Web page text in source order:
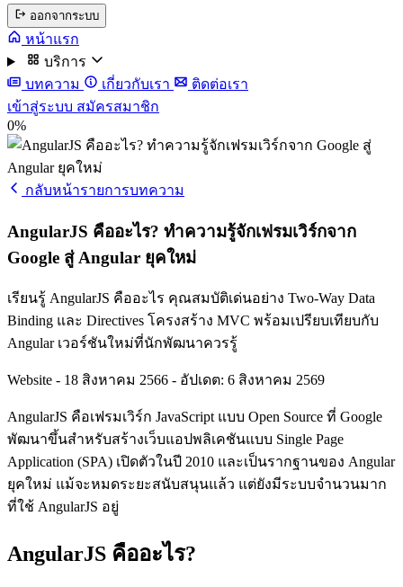
ออกจากระบบ
หน้าแรก
บริการ
บทความ
เกี่ยวกับเรา
ติดต่อเรา
เข้าสู่ระบบ สมัครสมาชิก
0%
กลับหน้ารายการบทความ
AngularJS คืออะไร? ทำความรู้จักเฟรมเวิร์กจาก
Google สู่ Angular ยุคใหม่
เรียนรู้ AngularJS คืออะไร คุณสมบัติเด่นอย่าง Two-Way Data
Binding และ Directives โครงสร้าง MVC พร้อมเปรียบเทียบกับ
Angular เวอร์ชันใหม่ที่นักพัฒนาควรรู้
Website - 18 สิงหาคม 2566 - อัปเดต: 6 สิงหาคม 2569
AngularJS คือเฟรมเวิร์ก JavaScript แบบ Open Source ที่ Google
พัฒนาขึ้นสำหรับสร้างเว็บแอปพลิเคชันแบบ Single Page
Application (SPA) เปิดตัวในปี 2010 และเป็นรากฐานของ Angular
ยุคใหม่ แม้จะหมดระยะสนับสนุนแล้ว แต่ยังมีระบบจำนวนมาก
ที่ใช้ AngularJS อยู่
AngularJS คืออะไร?